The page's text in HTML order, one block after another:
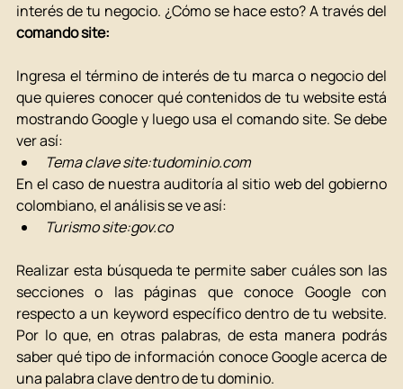
comando site:
Ingresa el término de interés de tu marca o negocio del
que quieres conocer qué contenidos de tu website está
mostrando Google y luego usa el comando site. Se debe
ver así:
Tema clave site:tudominio.com
En el caso de nuestra auditoría al sitio web del gobierno
colombiano, el análisis se ve así:
Turismo site:gov.co
Realizar esta búsqueda te permite saber cuáles son las
secciones o las páginas que conoce Google con
respecto a un keyword específico dentro de tu website.
Por lo que, en otras palabras, de esta manera podrás
saber qué tipo de información conoce Google acerca de
una palabra clave dentro de tu dominio.